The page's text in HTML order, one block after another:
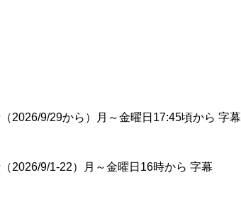
2026/9/29から）月～金曜日17:45頃から 字幕
2026/9/1-22）月～金曜日16時から 字幕